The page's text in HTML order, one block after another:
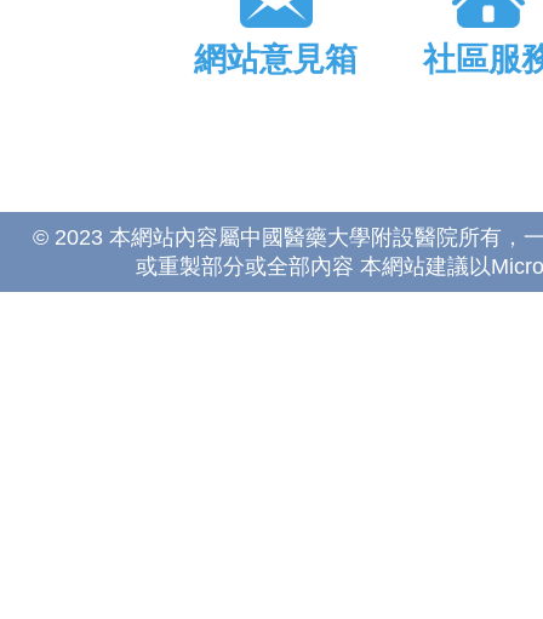
網站意見箱 社區服
© 2023 本網站內容屬中國醫藥大學附設醫院所有，
或重製部分或全部內容 本網站建議以